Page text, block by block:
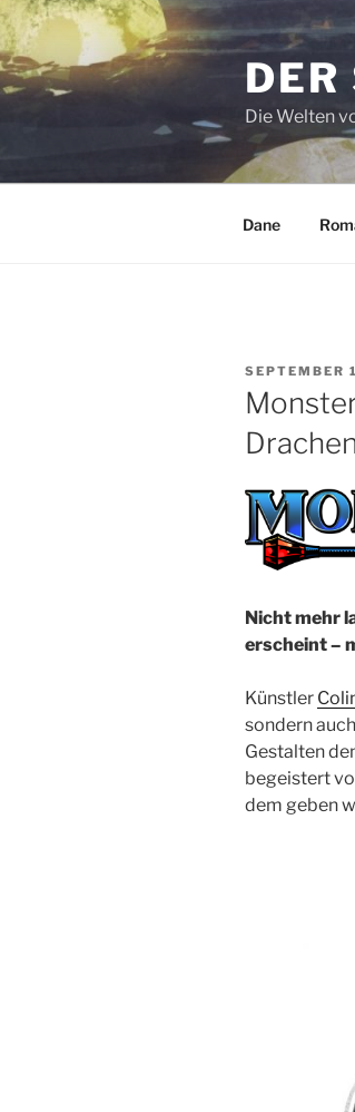
Zum
Inhalt
springen
DER
Die Welten
Dane
AM
SEPTEMBER
Nicht mehr
erscheint –
Künstler
sondern
Gestalten
begeistert
dem geben